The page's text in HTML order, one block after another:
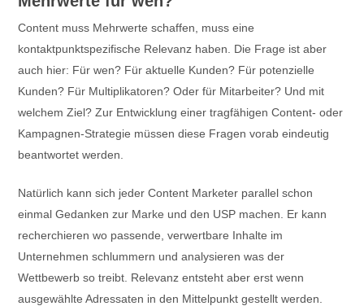
Content muss Mehrwerte schaffen, muss eine
kontaktpunktspezifische Relevanz haben. Die Frage ist aber
auch hier: Für wen? Für aktuelle Kunden? Für potenzielle
Kunden? Für Multiplikatoren? Oder für Mitarbeiter? Und mit
welchem Ziel? Zur Entwicklung einer tragfähigen Content- oder
Kampagnen-Strategie müssen diese Fragen vorab eindeutig
beantwortet werden.
Natürlich kann sich jeder Content Marketer parallel schon
einmal Gedanken zur Marke und den USP machen. Er kann
recherchieren wo passende, verwertbare Inhalte im
Unternehmen schlummern und analysieren was der
Wettbewerb so treibt. Relevanz entsteht aber erst wenn
ausgewählte Adressaten in den Mittelpunkt gestellt werden.